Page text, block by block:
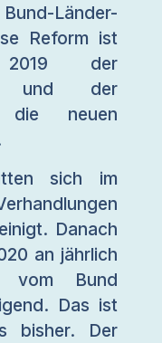
Länder-
Reform ist
der
und der
neuen
sich im
Danach
an jährlich
vom Bund
Das ist
bisher. Der